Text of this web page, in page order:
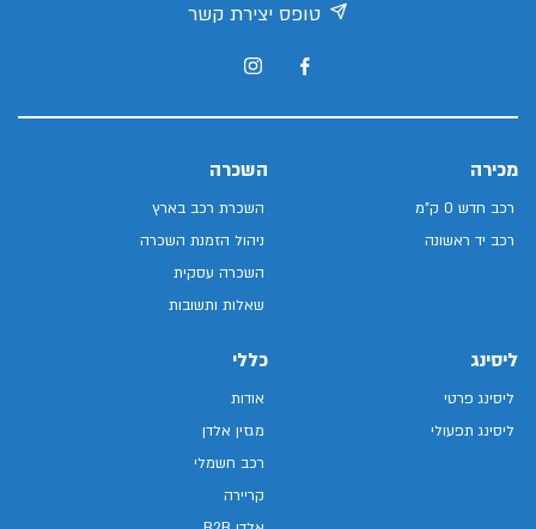
טופס יצירת קשר
מכירה
רכב חדש 0 ק"מ
רכב יד ראשונה
השכרה
השכרת רכב בארץ
ניהול הזמנת השכרה
השכרה עסקית
שאלות ותשובות
ליסינג
ליסינג פרטי
ליסינג תפעולי
כללי
אודות
מגזין אלדן
רכב חשמלי
קריירה